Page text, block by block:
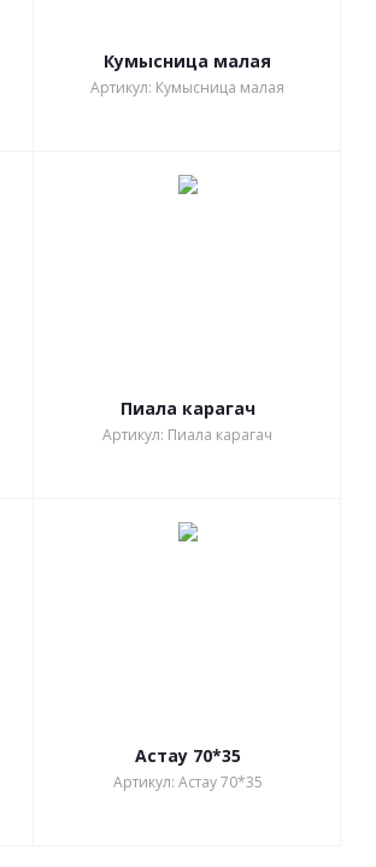
Кумысница малая
Артикул: Кумысница малая
Пиала карагач
Артикул: Пиала карагач
Астау 70*35
Артикул: Астау 70*35